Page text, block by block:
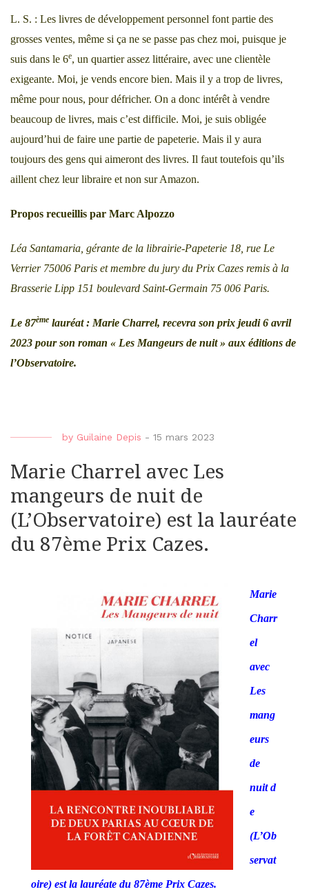
L. S. : Les livres de développement personnel font partie des
grosses ventes, même si ça ne se passe pas chez moi, puisque je
suis dans le 6e, un quartier assez littéraire, avec une clientèle
exigeante. Moi, je vends encore bien. Mais il y a trop de livres,
même pour nous, pour défricher. On a donc intérêt à vendre
beaucoup de livres, mais c’est difficile. Moi, je suis obligée
aujourd’hui de faire une partie de papeterie. Mais il y aura
toujours des gens qui aimeront des livres. Il faut toutefois qu’ils
aillent chez leur libraire et non sur Amazon.
Propos recueillis par Marc Alpozzo
Léa Santamaria, gérante de la librairie-Papeterie 18, rue Le
Verrier 75006 Paris et membre du jury du Prix Cazes remis à la
Brasserie Lipp 151 boulevard Saint-Germain 75 006 Paris.
Le 87ème lauréat : Marie Charrel, recevra son prix jeudi 6 avril
2023 pour son roman « Les Mangeurs de nuit » aux éditions de
l’Observatoire.
by Guilaine Depis - 15 mars 2023
Marie Charrel avec Les
mangeurs de nuit de
(L’Observatoire) est la lauréate
du 87ème Prix Cazes.
Marie
Charr
el
avec
Les
mang
eurs
de
nuit d
e
(L’Ob
servat
oire) est la lauréate du 87ème Prix Cazes.